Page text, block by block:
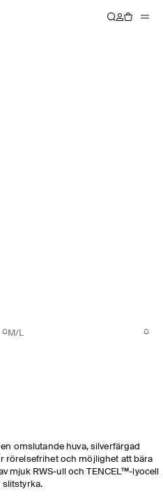
M/L
omslutande huva, silverfärgad
rörelsefrihet och möjlighet att bära
mjuk RWS-ull och TENCEL™-lyocell
slitstyrka.